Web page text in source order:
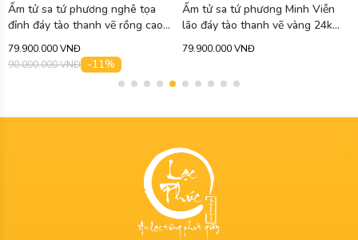
Ấm tử sa tứ phương Minh Viễn
lão đáy tào thanh vẽ vàng 24k
79.900.000 VNĐ
Ấm tử sao tập tư hồ lão tử nê
đắp nổi rồng cao cấp 440ml
65.000.000 VNĐ